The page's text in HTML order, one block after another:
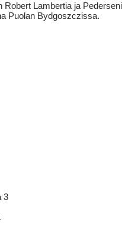
Robert Lambertia ja
Puolan Bydgoszczissa.
3